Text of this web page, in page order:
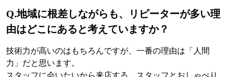
Q.地域に根差しながらも、リピーターが多い理
由はどこにあると考えていますか？
技術力が高いのはもちろんですが、一番の理由は「人間
力」だと思います。
スタッフに会いたいから来店する、スタッフとおしゃべり